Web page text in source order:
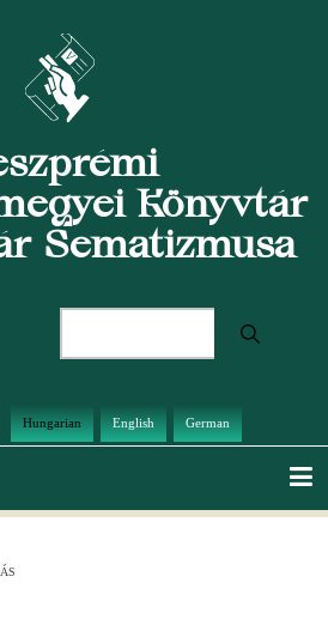
Könyvtár
Sematizmusa
Hungarian English German